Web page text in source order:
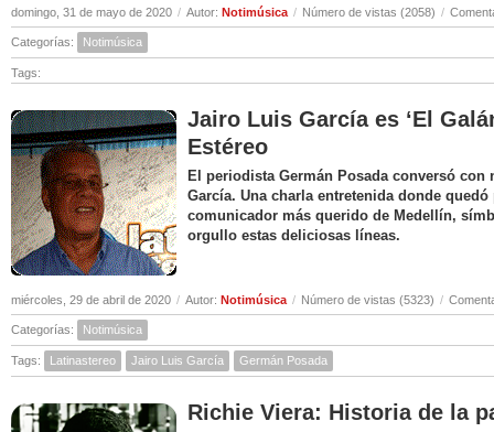
domingo, 31 de mayo de 2020 / Autor: Notimúsica / Número de vistas (2058) /
Categorías: Notimúsica
Tags:
Jairo Luis García es ‘El
Estéreo
El periodista Germán Posada conversó
García. Una charla entretenida donde
comunicador más querido de Medellín,
orgullo estas deliciosas líneas.
miércoles, 29 de abril de 2020 / Autor: Notimúsica / Número de vistas (5323) /
Categorías: Notimúsica
Tags: Latinastereo Jairo Luis García Germán Posada
Richie Viera: Historia de la